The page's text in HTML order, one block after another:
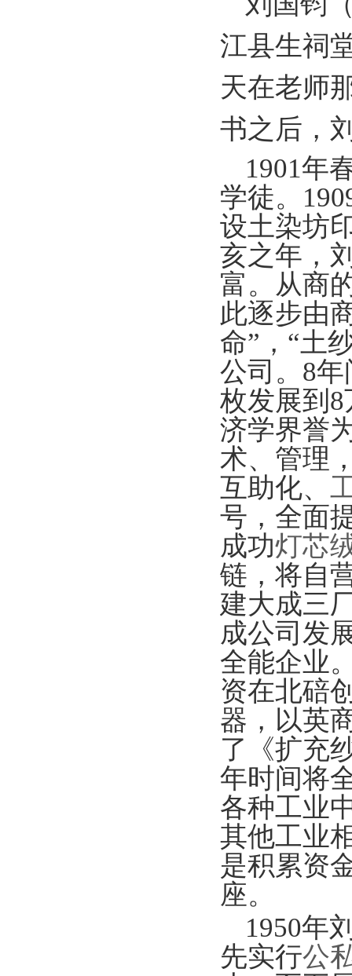
江县生祠
天在老师
书之后，
1901年
学徒。
设土染坊
亥之年，
富。从商
此逐步由
命” ， “土
公司。 8年
枚发展到 8
济学界誉
术、管理
互助化、
号，全面
成功灯芯
链，将自
建大成三
成公司发
全能企业
资在北碚
器，以英
了《扩充
年时间将
各种工业
其他工业
是积累资
座。
1950年
先实行公